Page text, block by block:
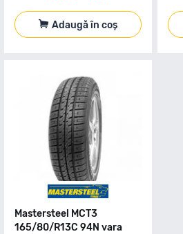
Adaugă în coș
Mastersteel MCT3
165/80/R13C 94N vara